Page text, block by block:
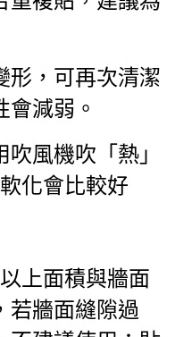
形，可再次清潔
會減弱。
風機吹「熱」
化會比較好
上面積與牆面
若牆面縫隙過